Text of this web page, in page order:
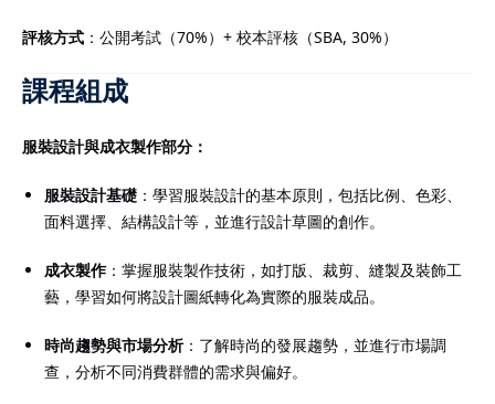
評核方式 ：公開考試（70%）+ 校本評核（SBA, 30%）
課程組成
服裝設計與成衣製作部分：
服裝設計基礎 ：學習服裝設計的基本原則，包括比例、色彩、
面料選擇、結構設計等，並進行設計草圖的創作。
成衣製作：掌握服裝製作技術，如打版、裁剪、縫製及裝飾工
藝，學習如何將設計圖紙轉化為實際的服裝成品。
時尚趨勢與市場分析：了解時尚的發展趨勢，並進行市場調
查，分析不同消費群體的需求與偏好。